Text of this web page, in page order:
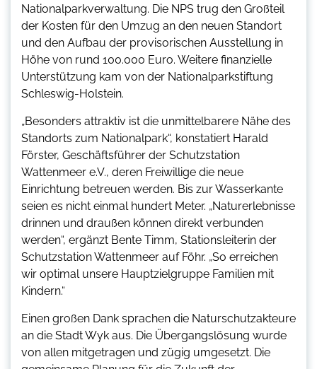
Nationalparkverwaltung. Die NPS trug den Großteil
der Kosten für den Umzug an den neuen Standort
und den Aufbau der provisorischen Ausstellung in
Höhe von rund 100.000 Euro. Weitere finanzielle
Unterstützung kam von der Nationalparkstiftung
Schleswig-Holstein.
„Besonders attraktiv ist die unmittelbarere Nähe des
Standorts zum Nationalpark“, konstatiert Harald
Förster, Geschäftsführer der Schutzstation
Wattenmeer e.V., deren Freiwillige die neue
Einrichtung betreuen werden. Bis zur Wasserkante
seien es nicht einmal hundert Meter. „Naturerlebnisse
drinnen und draußen können direkt verbunden
werden“, ergänzt Bente Timm, Stationsleiterin der
Schutzstation Wattenmeer auf Föhr. „So erreichen
wir optimal unsere Hauptzielgruppe Familien mit
Kindern.“
Einen großen Dank sprachen die Naturschutzakteure
an die Stadt Wyk aus. Die Übergangslösung wurde
von allen mitgetragen und zügig umgesetzt. Die